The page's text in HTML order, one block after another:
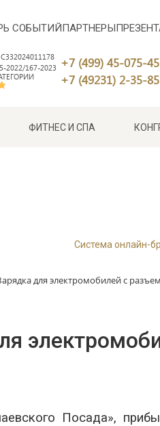
СОБЫТИЙПАРТНЕРЫ
167-2023 +7 (499) 45-075-45
+7 (49231) 2-35-85
ФИТНЕС И СПА
Система онлайн-
для электромобилей с
Посада»,